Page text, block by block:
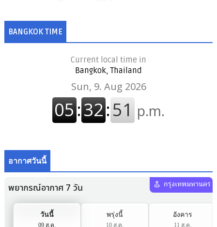
BANGKOK TIME
Current local time in
Bangkok, Thailand
อากาศวันนี้